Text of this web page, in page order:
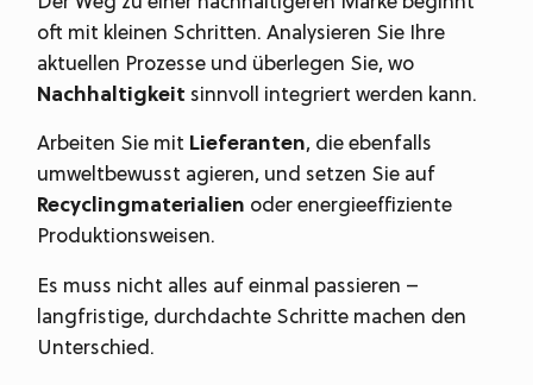
oft mit kleinen Schritten. Analysieren Sie Ihre
aktuellen Prozesse und überlegen Sie, wo
Nachhaltigkeit sinnvoll integriert werden kann.
Arbeiten Sie mit Lieferanten, die ebenfalls
umweltbewusst agieren, und setzen Sie auf
Recyclingmaterialien oder energieeffiziente
Produktionsweisen.
Es muss nicht alles auf einmal passieren –
langfristige, durchdachte Schritte machen den
Unterschied.